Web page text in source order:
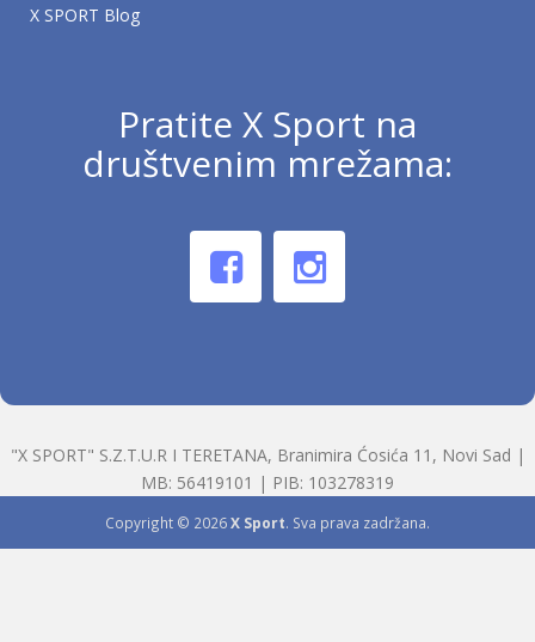
X SPORT Blog
Pratite X Sport na
društvenim mrežama:
"X SPORT" S.Z.T.U.R I TERETANA, Branimira Ćosića 11, Novi Sad |
MB: 56419101 | PIB: 103278319
Copyright © 2026X Sport. Sva prava zadržana.